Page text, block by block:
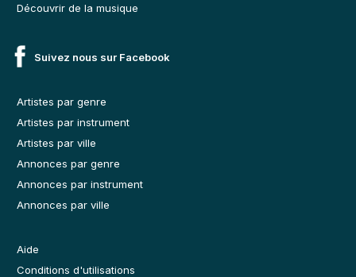
Découvrir de la musique
Suivez nous sur Facebook
Artistes par genre
Artistes par instrument
Artistes par ville
Annonces par genre
Annonces par instrument
Annonces par ville
Aide
Conditions d'utilisations